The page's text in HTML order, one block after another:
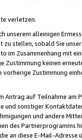
verletzen.
unserem alleinigen
stellen, sobald Sie
im Zusammenhang mit
Zustimmung keinen
vorherige Zustimmung
Antrag auf Teilnahme
und sonstiger
und andere
des Partnerprogramms
an diese E-Mail-